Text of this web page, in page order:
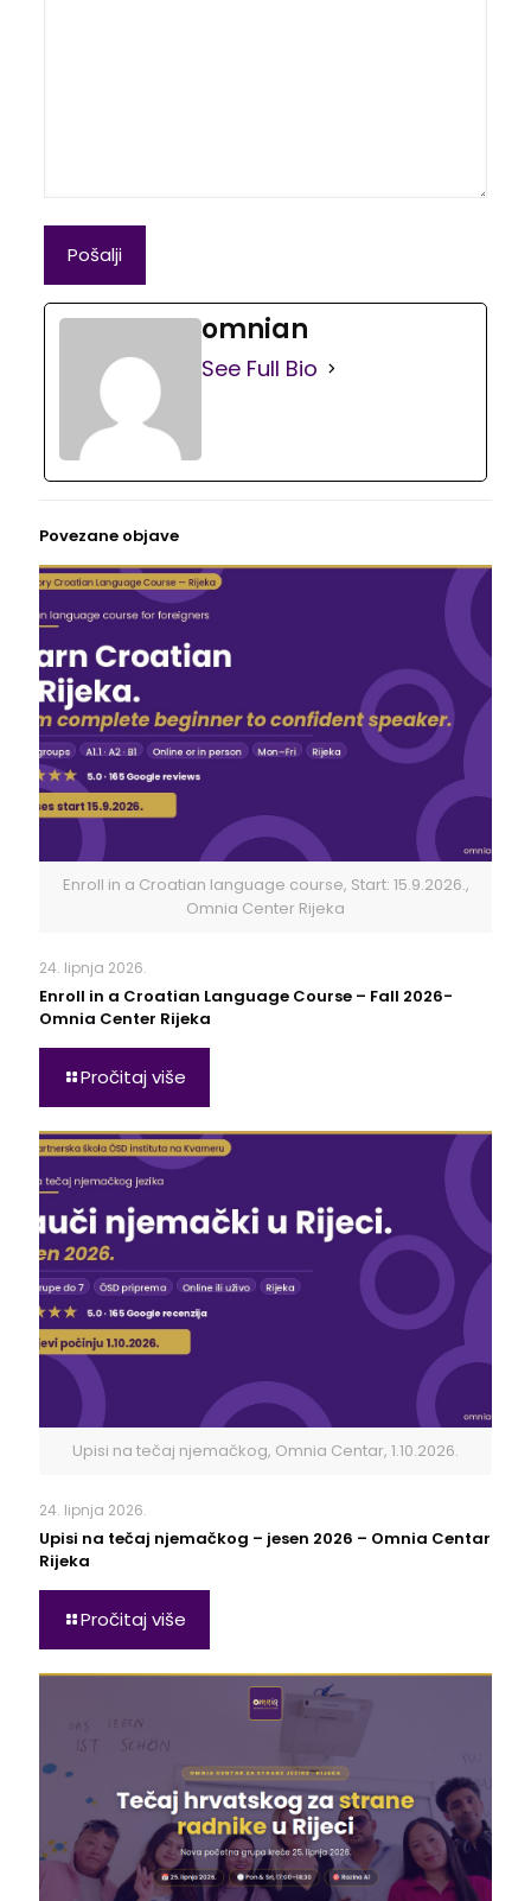
omnian
See Full Bio
Povezane objave
Enroll in a Croatian language course, Start: 15.9.2026.,
Omnia Center Rijeka
24. lipnja 2026.
Enroll in a Croatian Language Course – Fall 2026-
Omnia Center Rijeka
Pročitaj više
Upisi na tečaj njemačkog, Omnia Centar, 1.10.2026.
24. lipnja 2026.
Upisi na tečaj njemačkog – jesen 2026 – Omnia Centar
Rijeka
Pročitaj više